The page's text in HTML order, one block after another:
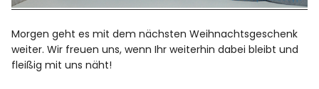
Morgen geht es mit dem nächsten Weihnachtsgeschenk
weiter. Wir freuen uns, wenn Ihr weiterhin dabei bleibt und
fleißig mit uns näht!